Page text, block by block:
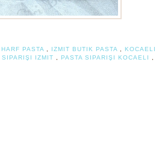
HARF PASTA IZMIT BUTIK PASTA
SIPARIŞI IZMIT PASTA SIPARIŞI KOCAELI